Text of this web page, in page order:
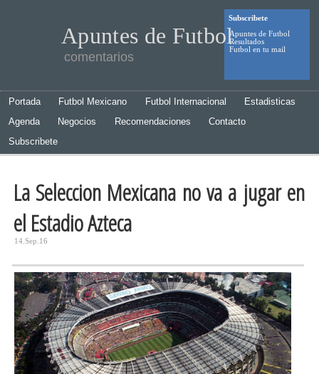
Subscribete
Apuntes de Futbol
Resultados
Futbol en tu mail
Apuntes de Futbol
comentarios
Portada Futbol Mexicano Futbol Internacional
Estadisticas
Agenda
Negocios Recomendaciones
Contacto
Subscribete
La Seleccion Mexicana no va a jugar en
el Estadio Azteca
14.Sep.16